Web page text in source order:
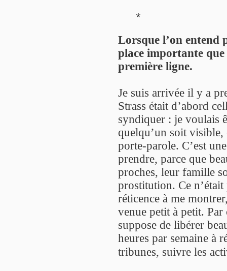
*
Lorsque l’on entend
place importante
première ligne.
Je suis arrivée il y a
Strass était d’abord
syndiquer : je voulais
quelqu’un soit visible,
porte-parole. C’est
prendre, parce que
proches, leur famille
prostitution. Ce n’était
réticence à me
venue petit à petit.
suppose de libérer
heures par semaine à
tribunes, suivre les